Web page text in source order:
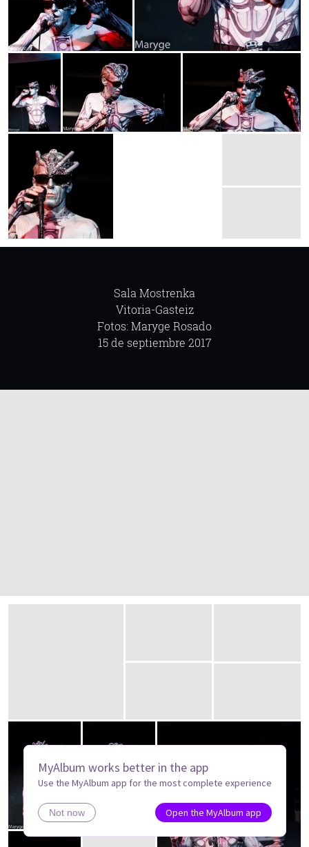
MyAlbum works better in the app
Use the MyAlbum app for the most complete experience
Not now Open the MyAlbum app
Sala Mostrenka
Vitoria-Gasteiz
Fotos: Maryge Rosado
15 de septiembre 2017